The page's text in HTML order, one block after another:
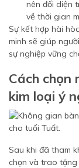
nên đối diện
về thời gian
Sự kết hợp hài
minh sẽ giúp
sự nghiệp vững
Cách
kim loại ý
Sau khi đã tham
chọn và trao